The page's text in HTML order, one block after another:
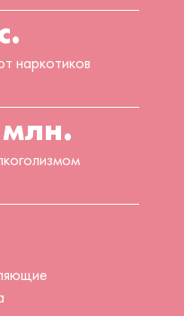
наркотиков